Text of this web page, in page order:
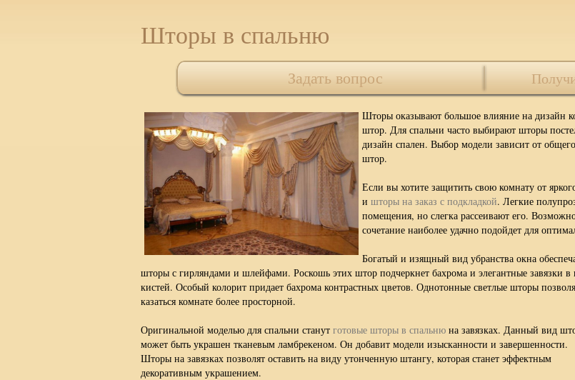
Шторы в спальню
Задать вопрос
Шторы оказывают большое влияние на дизайн
штор. Для спальни часто выбирают шторы
дизайн спален. Выбор модели зависит от
штор.
Если вы хотите защитить свою комнату от
и шторы на заказ с подкладкой. Легкие
помещения, но слегка рассеивают его.
сочетание наиболее удачно подойдет для
Богатый и изящный вид убранства окна
шторы с гирляндами и шлейфами. Роскошь этих штор подчеркнет бахрома и элегантные завязки в
кистей. Особый колорит придает бахрома контрастных цветов. Однотонные светлые шторы
казаться комнате более просторной.
Оригинальной моделью для спальни станут готовые шторы в спальню на завязках. Данный вид
может быть украшен тканевым ламбрекеном. Он добавит модели изысканности и завершенности.
Шторы на завязках позволят оставить на виду утонченную штангу, которая станет эффектным
декоративным украшением.